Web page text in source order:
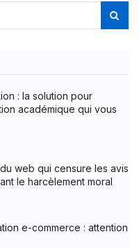
: la solution pour
académique qui vous
du web qui censure les avis
le harcèlement moral
e-commerce : attention